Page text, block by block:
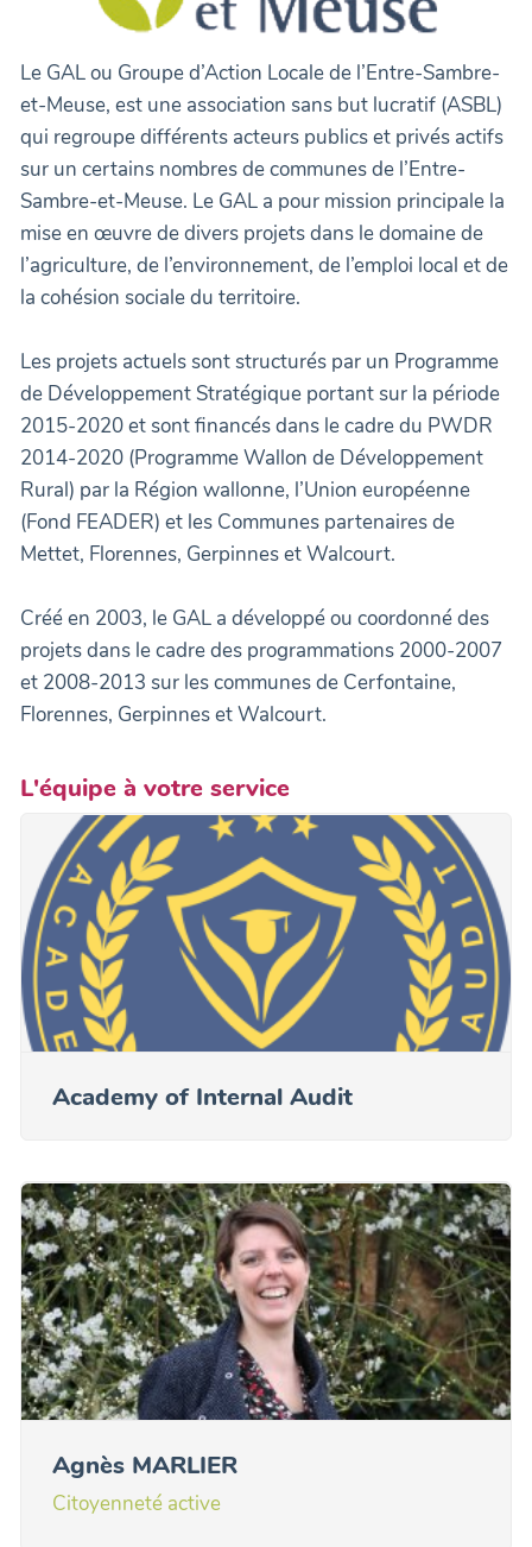
Le GAL ou Groupe d’Action Locale de l’Entre-Sambre-
et-Meuse, est une association sans but lucratif (ASBL)
qui regroupe différents acteurs publics et privés actifs
sur un certains nombres de communes de l’Entre-
Sambre-et-Meuse. Le GAL a pour mission principale la
mise en œuvre de divers projets dans le domaine de
l’agriculture, de l’environnement, de l’emploi local et de
la cohésion sociale du territoire.
Les projets actuels sont structurés par un Programme
de Développement Stratégique portant sur la période
2015-2020 et sont financés dans le cadre du PWDR
2014-2020 (Programme Wallon de Développement
Rural) par la Région wallonne, l’Union européenne
(Fond FEADER) et les Communes partenaires de
Mettet, Florennes, Gerpinnes et Walcourt.
Créé en 2003, le GAL a développé ou coordonné des
projets dans le cadre des programmations 2000-2007
et 2008-2013 sur les communes de Cerfontaine,
Florennes, Gerpinnes et Walcourt.
L'équipe à votre service
Academy of Internal Audit
Agnès MARLIER
Citoyenneté active